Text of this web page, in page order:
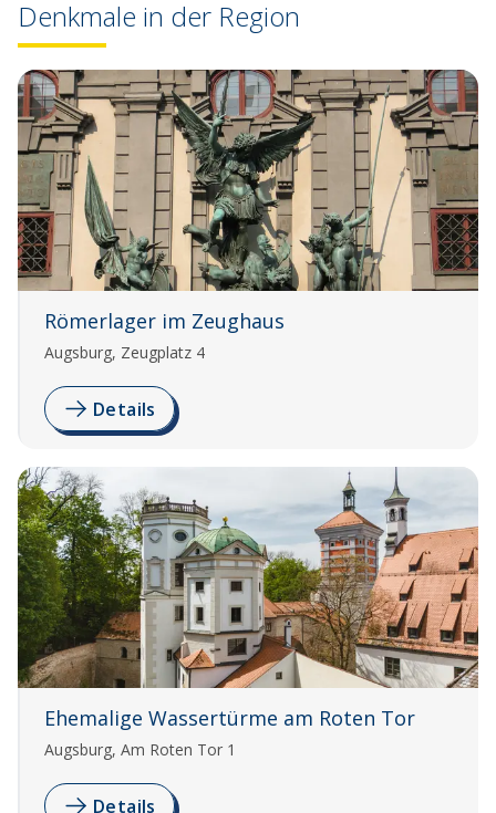
Denkmale in der Region
Römerlager im Zeughaus
Augsburg, Zeugplatz 4
Details
Ehemalige Wassertürme am Roten Tor
Augsburg, Am Roten Tor 1
Details